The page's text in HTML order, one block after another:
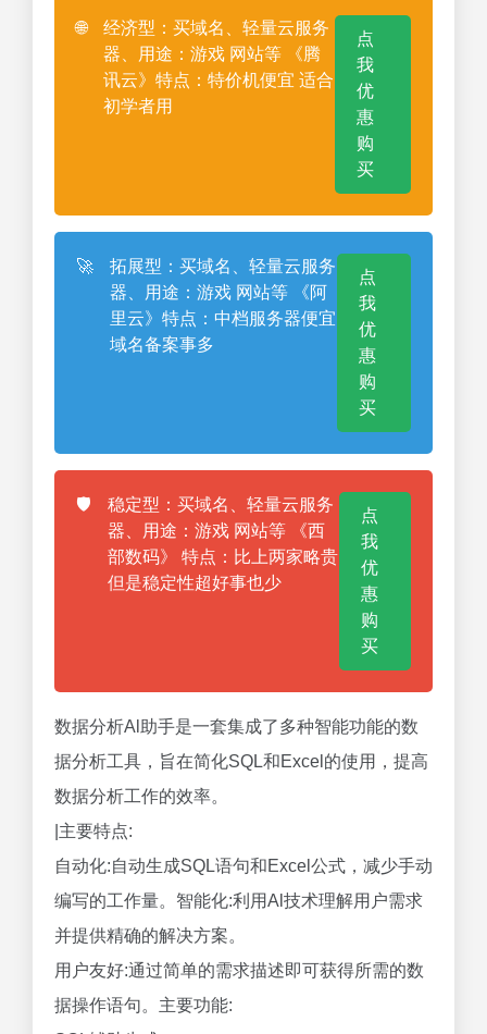
🌐
经济型：买域名、轻量云服务
器、用途：游戏 网站等 《腾
讯云》特点：特价机便宜 适合
初学者用
点
我
优
惠
购
买
🚀
拓展型：买域名、轻量云服务
器、用途：游戏 网站等 《阿
里云》特点：中档服务器便宜
域名备案事多
点
我
优
惠
购
买
🛡️
稳定型：买域名、轻量云服务
器、用途：游戏 网站等 《西
部数码》 特点：比上两家略贵
但是稳定性超好事也少
点
我
优
惠
购
买
数据分析Al助手是一套集成了多种智能功能的数
据分析工具，旨在简化SQL和Excel的使用，提高
数据分析工作的效率。
|主要特点:
自动化:自动生成SQL语句和Excel公式，减少手动
编写的工作量。智能化:利用Al技术理解用户需求
并提供精确的解决方案。
用户友好:通过简单的需求描述即可获得所需的数
据操作语句。主要功能: